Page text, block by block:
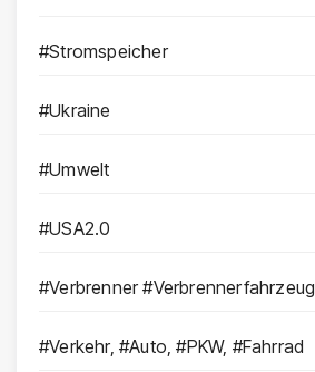
#Stromspeicher
#Ukraine
#Umwelt
#USA2.0
#Verbrenner #Verbrennerfahrzeug
#Verkehr, #Auto, #PKW, #Fahrrad